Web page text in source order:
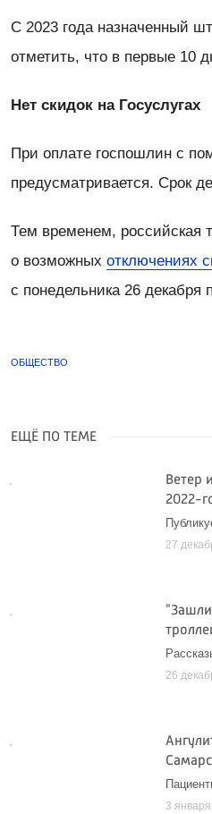
С 2023 года назначенный
отметить, что в первые 10
Нет скидок на Госуслугах
При оплате госпошлин с
предусматривается. Срок
Тем временем, российская
о возможныхотключениях
с понедельника 26 декабря
ОБЩЕСТВО
ЕЩЁ ПО ТЕМЕ
Ветер
2022-
27
26
3